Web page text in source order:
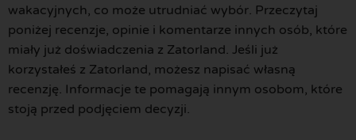
wakacyjnych, co może utrudniać wybór. Przeczytaj
poniżej recenzje, opinie i komentarze innych osób, które
miały już doświadczenia z Zatorland. Jeśli już
korzystałeś z Zatorland, możesz napisać własną
recenzję. Informacje te pomagają innym osobom, które
stoją przed podjęciem decyzji.